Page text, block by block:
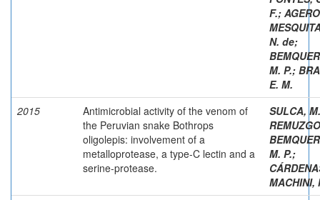
F.;
N. de;
M. P.;
E. M.
2015
Antimicrobial activity of the venom of
the Peruvian snake Bothrops
oligolepis: involvement of a
metalloprotease, a type-C lectin and a
serine-protease.
SULCA,
M. P.;
MACHINI,